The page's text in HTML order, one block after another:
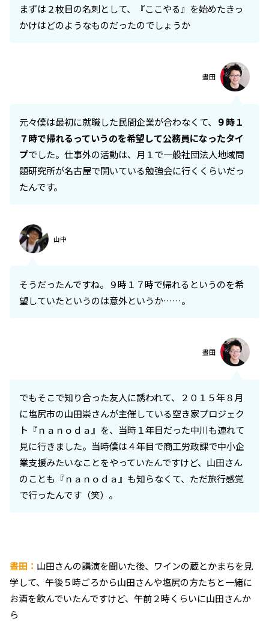
まずは２枚目の名刺として、『ここやる』を始めたきっ
かけはどのようなものだったのでしょうか
元々僕は最初に就職した民間企業が合わなくて、
９時１
７時で帰れるっていうのを希望して公務員になったタイ
プでした。仕事外の活動は、月１で一般社団法人地域問
題研究所が名古屋で開いている勉強会に行くくらいだっ
たんです。
晝田
山中
そうだったんですね。９時１７時で帰れるというのを希
望していたというのは意外というか……。
でもそこで知り合った友人に誘われて、２０１５年８月
に塩尻市の山田崇さんが主催している空き家プロジェク
ト『ｎａｎｏｄａ』を、当時１年目だった中川も連れて
見に行きました。当時僕は４年目で商工労政課で中小企
業支援みたいなことをやっていたんですけど、山田さん
のことも『ｎａｎｏｄａ』も知らなくて、ただ旅行感覚
で行ったんです（笑）。
晝田
晝田： 山田さんの講演を聞いた後、ワインの蔵とかまちを見
学して、午後５時ごろから山田さんや塩尻の方たちと一緒に
お酒を飲んでいたんですけど、午前２時くらいに山田さんか
ら